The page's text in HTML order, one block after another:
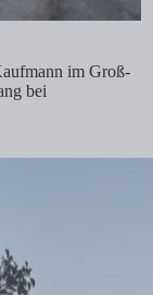
im Groß-
bei